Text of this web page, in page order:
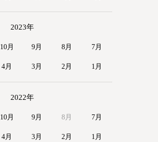
2023年
10月 9月 8月 7月
4月 3月 2月 1月
2022年
10月 9月 8月 7月
4月 3月 2月 1月